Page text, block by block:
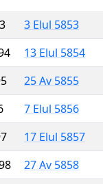
3 Elul 5853
13 Elul 5854
25 Av 5855
7 Elul 5856
17 Elul 5857
27 Av 5858